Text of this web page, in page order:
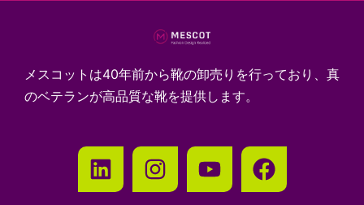
メスコットは40年前から靴の卸売りを行っており、真
のベテランが高品質な靴を提供します。